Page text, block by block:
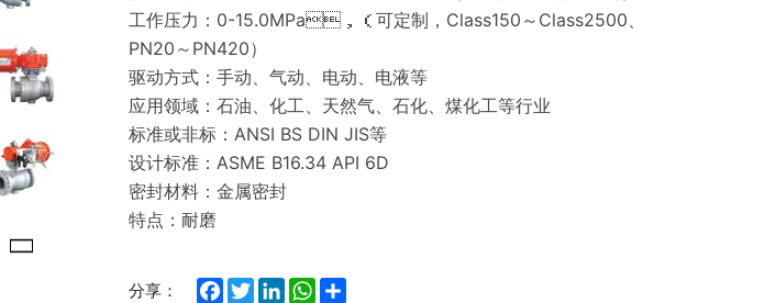
工作压力：0-15.0MPa，（可定制，Class150～Class2500、
PN20～PN420）
驱动方式：手动、气动、电动、电液等
应用领域：石油、化工、天然气、石化、煤化工等行业
标准或非标：ANSI BS DIN JIS等
设计标准：ASME B16.34 API 6D
密封材料：金属密封
特点：耐磨
分享： Facebook
TwitterLinkedInWhatsApp